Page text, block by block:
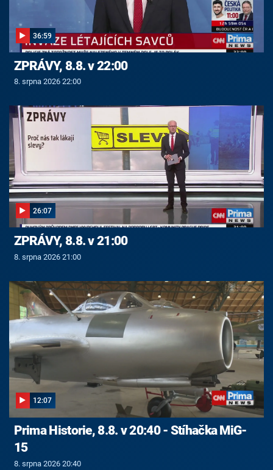
36:59
ZPRÁVY, 8.8. v 22:00
8. srpna 2026 22:00
26:07
ZPRÁVY, 8.8. v 21:00
8. srpna 2026 21:00
12:07
Prima Historie, 8.8. v 20:40 - Stíhačka MiG-
15
8. srpna 2026 20:40